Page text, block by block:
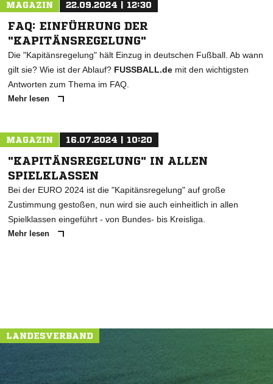
MAGAZIN 22.09.2024 | 12:30
FAQ: EINFÜHRUNG DER
"KAPITÄNSREGELUNG"
Die "Kapitänsregelung" hält Einzug in deutschen Fußball. Ab wann
gilt sie? Wie ist der Ablauf? FUSSBALL.de mit den wichtigsten
Antworten zum Thema im FAQ.
Mehr lesen
MAGAZIN 16.07.2024 | 10:20
"KAPITÄNSREGELUNG" IN ALLEN
SPIELKLASSEN
Bei der EURO 2024 ist die "Kapitänsregelung" auf große
Zustimmung gestoßen, nun wird sie auch einheitlich in allen
Spielklassen eingeführt - von Bundes- bis Kreisliga.
Mehr lesen
LANDESVERBAND